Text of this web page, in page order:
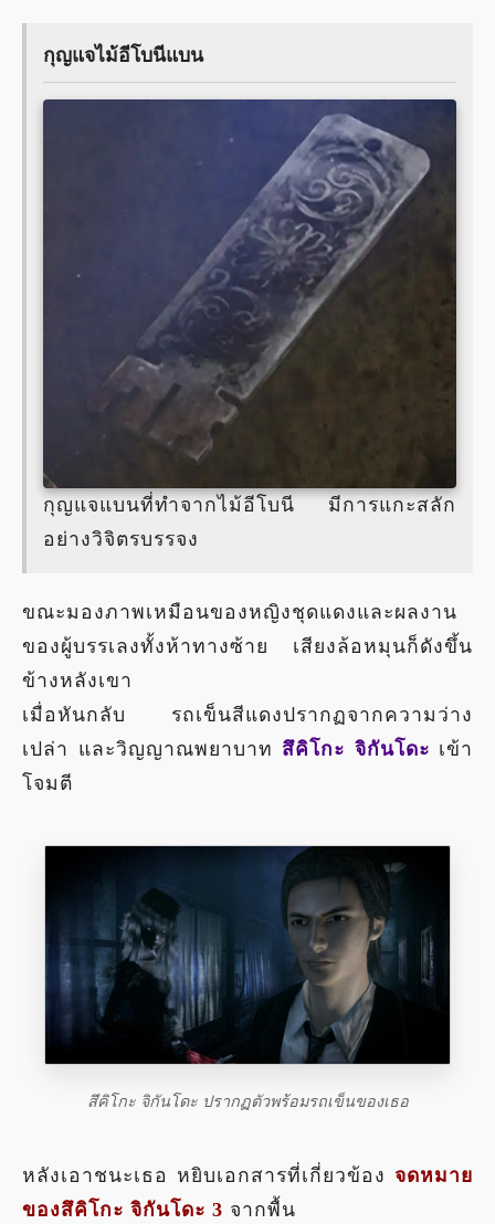
กุญแจไม้อีโบนีแบน
กุญแจแบนที่ทำจากไม้อีโบนี มีการแกะสลัก
อย่างวิจิตรบรรจง
ขณะมองภาพเหมือนของหญิงชุดแดงและผลงาน
ของผู้บรรเลงทั้งห้าทางซ้าย เสียงล้อหมุนก็ดังขึ้น
ข้างหลังเขา
เมื่อหันกลับ รถเข็นสีแดงปรากฏจากความว่าง
เปล่า และวิญญาณพยาบาท สึคิโกะ จิกันโดะ เข้า
โจมตี
สึคิโกะ จิกันโดะ ปรากฏตัวพร้อมรถเข็นของเธอ
หลังเอาชนะเธอ หยิบเอกสารที่เกี่ยวข้อง จดหมาย
ของสึคิโกะ จิกันโดะ 3 จากพื้น